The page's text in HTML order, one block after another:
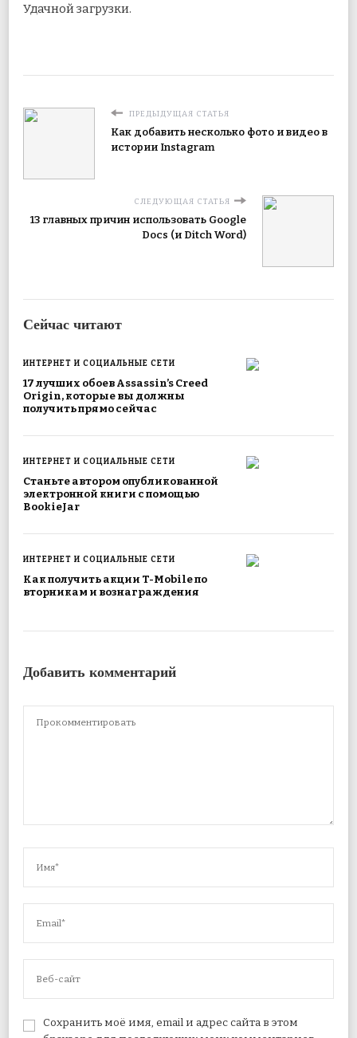
Удачной загрузки.
ПРЕДЫДУЩАЯ СТАТЬЯ
Как добавить несколько фото и видео в
истории Instagram
СЛЕДУЮЩАЯ СТАТЬЯ
13 главных причин использовать Google
Docs (и Ditch Word)
Сейчас читают
ИНТЕРНЕТ И СОЦИАЛЬНЫЕ СЕТИ
17 лучших обоев Assassin’s Creed
Origin, которые вы должны
получить прямо сейчас
ИНТЕРНЕТ И СОЦИАЛЬНЫЕ СЕТИ
Станьте автором опубликованной
электронной книги с помощью
BookieJar
ИНТЕРНЕТ И СОЦИАЛЬНЫЕ СЕТИ
Как получить акции T-Mobile по
вторникам и вознаграждения
Добавить комментарий
Сохранить моё имя, email и адрес сайта в этом